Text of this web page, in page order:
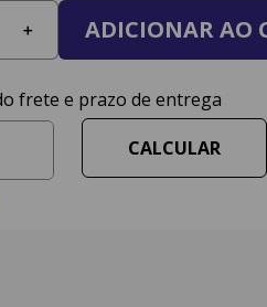
＋ ADICIONAR AO